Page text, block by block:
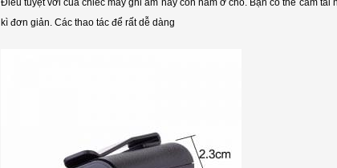
kì đơn giản. Các thao tác để rất dễ dàng